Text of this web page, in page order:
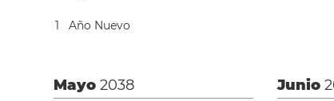
1 Año Nuevo
Mayo2038 Junio